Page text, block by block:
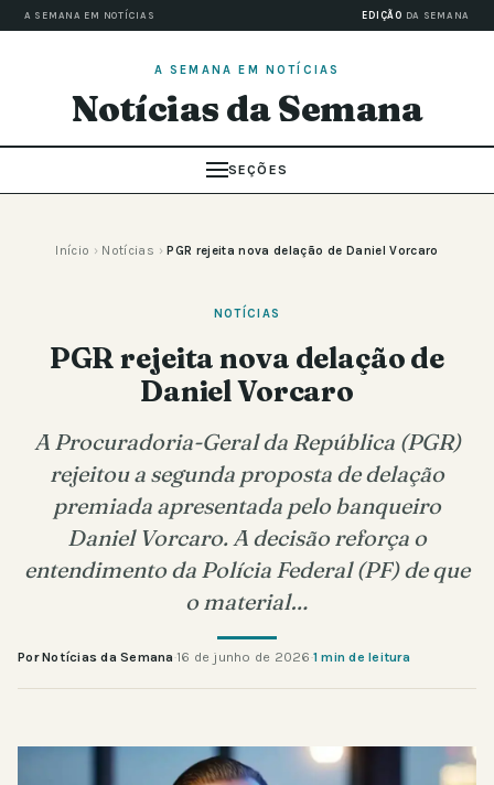
A SEMANA EM NOTÍCIAS EDIÇÃO DA SEMANA
A SEMANA EM NOTÍCIAS
Notícias da Semana
SEÇÕES
Início › Notícias › PGR rejeita nova delação de Daniel Vorcaro
NOTÍCIAS
PGR rejeita nova delação de
Daniel Vorcaro
A Procuradoria-Geral da República (PGR)
rejeitou a segunda proposta de delação
premiada apresentada pelo banqueiro
Daniel Vorcaro. A decisão reforça o
entendimento da Polícia Federal (PF) de que
o material…
Por Notícias da Semana·16 de junho de 2026·1 min de leitura